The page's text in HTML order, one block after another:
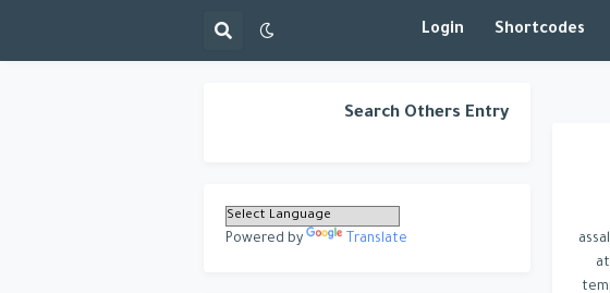
Shortcodes
Login
Search Others Entry
Powered by Translate